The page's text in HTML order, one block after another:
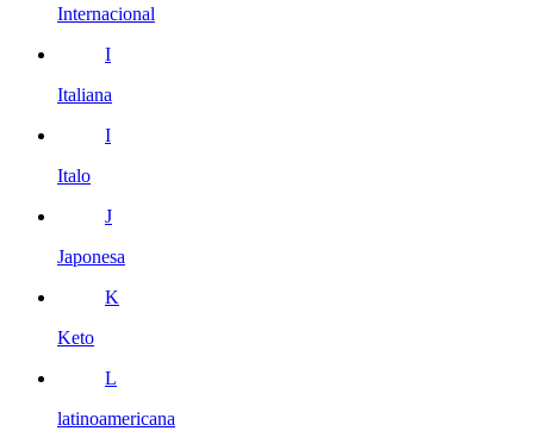
Internacional
I
Italiana
I
Italo
J
Japonesa
K
Keto
L
latinoamericana